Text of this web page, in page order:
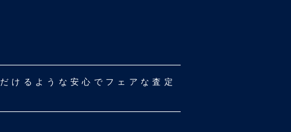
るような安心でフェアな査定